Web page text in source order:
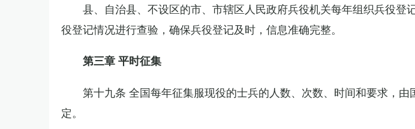
县、自治县、不设区的市、市辖区人民政府兵役机关每年组织兵役登
役登记情况进行查验，确保兵役登记及时，信息准确完整。
第三章 平时征集
第十九条 全国每年征集服现役的士兵的人数、次数、时间和要求，
定。